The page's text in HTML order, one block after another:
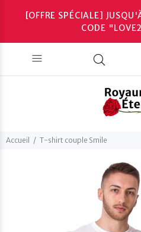
[OFFRE SPÉCIALE]
CODE
Accueil T-shirt couple Smile